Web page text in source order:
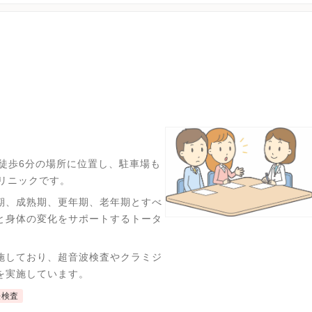
歩6分の場所に位置し、駐車場も
ニックです。
成熟期、更年期、老年期とすべ
体の変化をサポートするトータ
ており、超音波検査やクラミジ
施しています。
査